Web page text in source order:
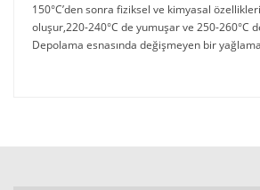
150°C’den sonra fiziksel ve kimyasal
oluşur,220-240°C de yumuşar ve 250-260°C
Depolama esnasında değişmeyen bir